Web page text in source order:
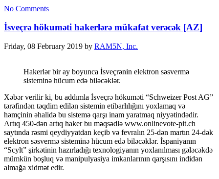
No Comments
İsveçrə hökuməti hakerlərə mükafat verəcək [AZ]
Friday, 08 February 2019 by RAM5N, Inc.
Hakerlər bir ay boyunca İsveçrənin elektron səsvermə
sisteminə hücum edə biləcəklər.
Xəbər verilir ki, bu addımla İsveçrə hökuməti “Schweizer Post AG”
tərəfindən təqdim edilən sistemin etibarlılığını yoxlamaq və
həmçinin əhalidə bu sistemə qarşı inam yaratmaq niyyətindədir.
Artıq 450-dən artıq haker bu məqsədlə www.onlinevote-pit.ch
saytında rəsmi qeydiyyatdan keçib və fevralın 25-dən martın 24-dək
elektron səsvermə sisteminə hücum edə biləcəklər. İspaniyanın
“Scylt” şirkətinin hazırladığı texnologiyanın yoxlanılması gələcəkdə
mümkün boşluq və manipulyasiya imkanlarının qarşısını indidən
almağa xidmət edir.